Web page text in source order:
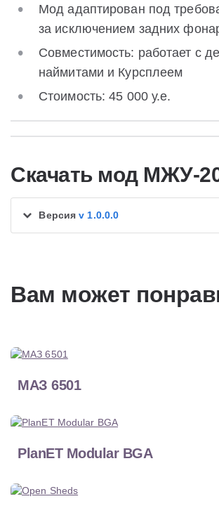
Мод адаптирован под
за исключением задних
Совместимость: работает с
наймитами и Курсплеем
Стоимость: 45 000 у.е.
Скачать мод МЖУ-
Версияv 1.0.0.0
Вам может
МАЗ 6501
PlanET Modular BGA